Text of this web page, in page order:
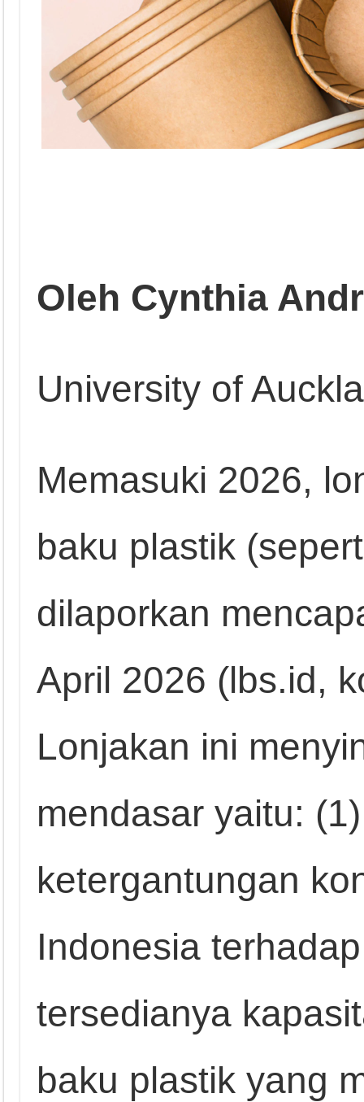
Oleh Cynthia
University of
Memasuki 2026,
baku plastik
dilaporkan
April 2026 (lbs.id,
Lonjakan ini
mendasar yaitu:
ketergantungan
Indonesia
tersedianya
baku plastik yang